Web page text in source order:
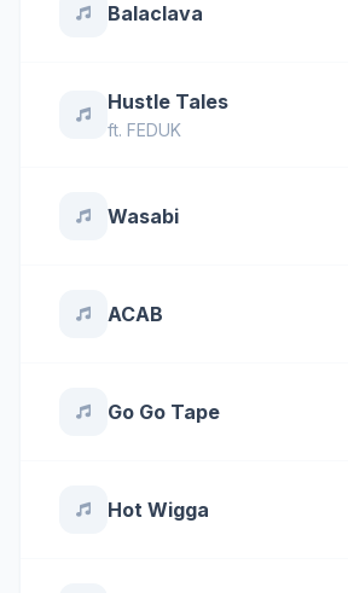
Balaclava
Hustle Tales
ft. FEDUK
Wasabi
ACAB
Go Go Tape
Hot Wigga